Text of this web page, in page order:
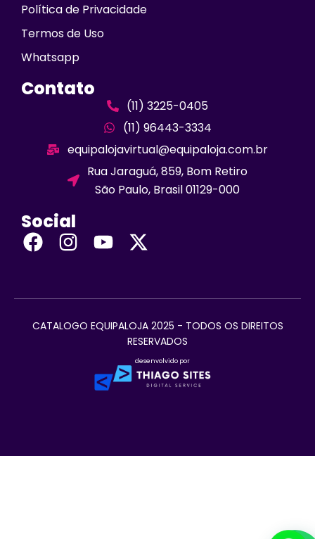
Política de Privacidade
Termos de Uso
Whatsapp
Contato
(11) 3225-0405
(11) 96443-3334
equipalojavirtual@equipaloja.com.br
Rua Jaraguá, 859, Bom Retiro
São Paulo, Brasil 01129-000
Social
CATALOGO EQUIPALOJA 2025 - TODOS OS DIREITOS
RESERVADOS
desenvolvido por